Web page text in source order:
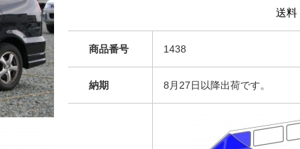
送料
商品番号 1438
納期 8月27日以降出荷です。